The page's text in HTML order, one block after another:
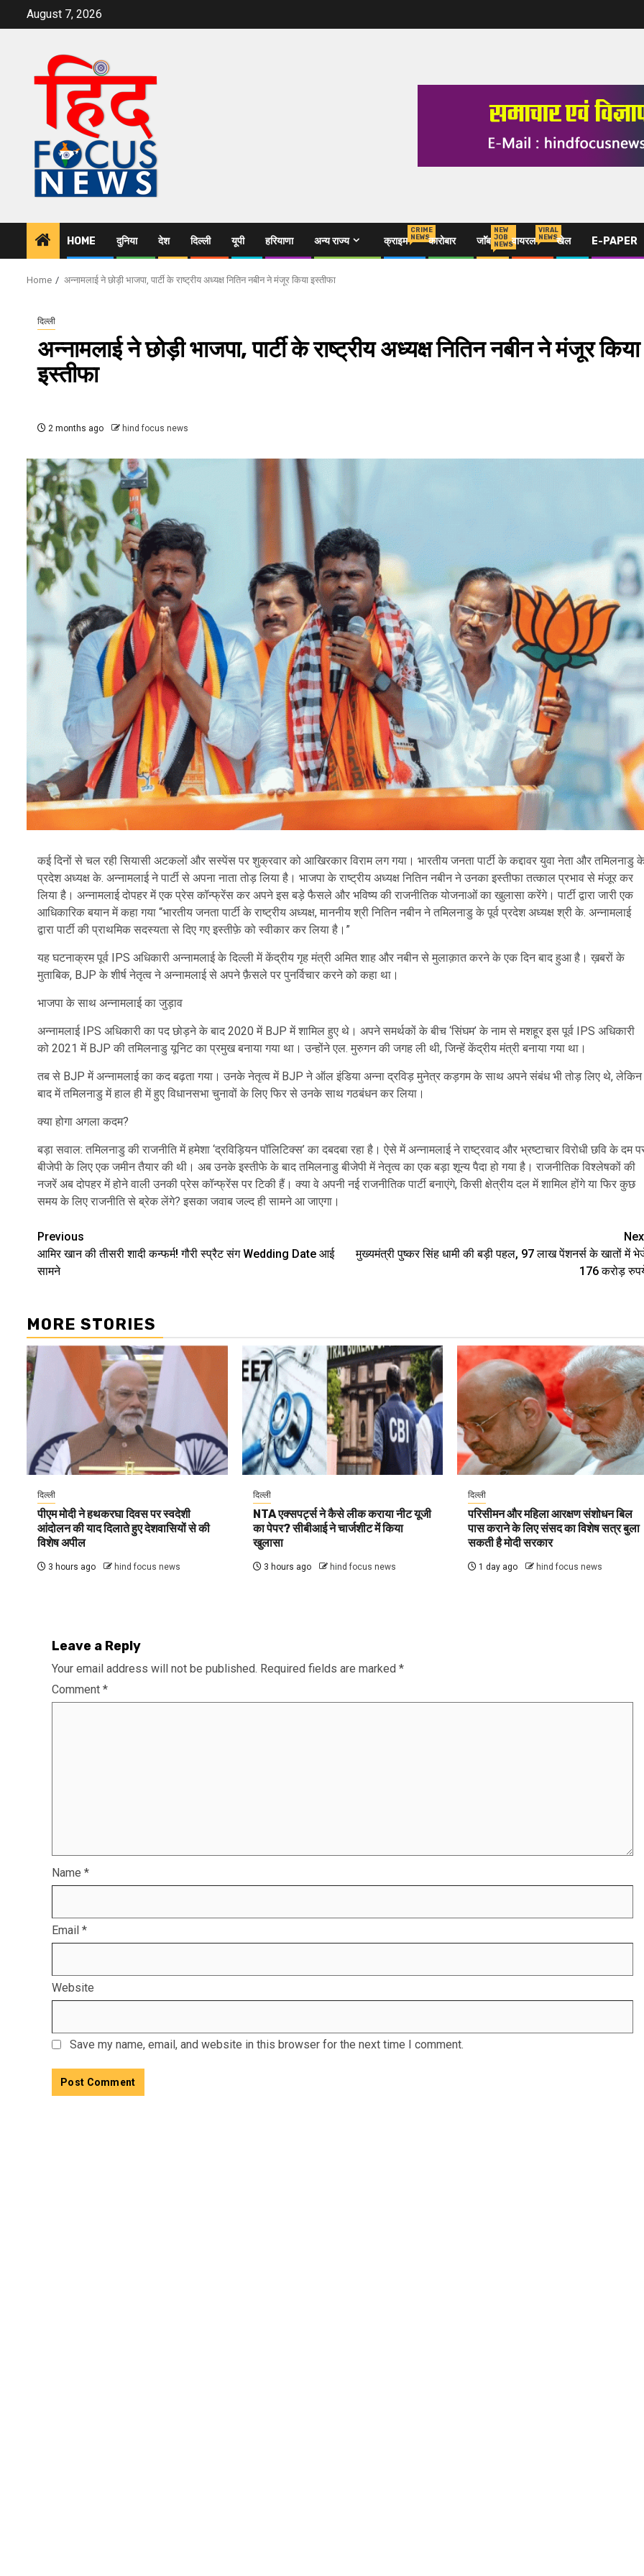
August 7, 2026
HOME दुनिया देश दिल्ली यूपी हरियाणा अन्य राज्य क्राइम
CRIME
NEWSकारोबार जाॅॅब
NEW
JOB
NEWSवायरल
VIRAL
NEWSखेल E-PAPER
Home अन्नामलाई ने छोड़ी भाजपा, पार्टी के राष्ट्रीय अध्यक्ष नितिन नबीन ने मंजूर किया इस्तीफा
दिल्ली
अन्नामलाई ने छोड़ी भाजपा, पार्टी के राष्ट्रीय अध्यक्ष नितिन नबीन ने मंजूर किया
इस्तीफा
2 months ago hind focus news
कई दिनों से चल रही सियासी अटकलों और सस्पेंस पर शुक्रवार को आखिरकार विराम लग गया। भारतीय जनता पार्टी के कद्दावर युवा नेता और तमिलनाडु
प्रदेश अध्यक्ष के. अन्नामलाई ने पार्टी से अपना नाता तोड़ लिया है। भाजपा के राष्ट्रीय अध्यक्ष नितिन नबीन ने उनका इस्तीफा तत्काल प्रभाव से मंजूर कर
लिया है। अन्नामलाई दोपहर में एक प्रेस कॉन्फ्रेंस कर अपने इस बड़े फैसले और भविष्य की राजनीतिक योजनाओं का खुलासा करेंगे। पार्टी द्वारा जारी एक
आधिकारिक बयान में कहा गया “भारतीय जनता पार्टी के राष्ट्रीय अध्यक्ष, माननीय श्री नितिन नबीन ने तमिलनाडु के पूर्व प्रदेश अध्यक्ष श्री के. अन्नामलाई
द्वारा पार्टी की प्राथमिक सदस्यता से दिए गए इस्तीफ़े को स्वीकार कर लिया है।”
यह घटनाक्रम पूर्व IPS अधिकारी अन्नामलाई के दिल्ली में केंद्रीय गृह मंत्री अमित शाह और नबीन से मुलाक़ात करने के एक दिन बाद हुआ है। ख़बरों के
मुताबिक, BJP के शीर्ष नेतृत्व ने अन्नामलाई से अपने फ़ैसले पर पुनर्विचार करने को कहा था।
भाजपा के साथ अन्नामलाई का जुड़ाव
अन्नामलाई IPS अधिकारी का पद छोड़ने के बाद 2020 में BJP में शामिल हुए थे। अपने समर्थकों के बीच ‘सिंघम’ के नाम से मशहूर इस पूर्व IPS अधिकारी
को 2021 में BJP की तमिलनाडु यूनिट का प्रमुख बनाया गया था। उन्होंने एल. मुरुगन की जगह ली थी, जिन्हें केंद्रीय मंत्री बनाया गया था।
तब से BJP में अन्नामलाई का कद बढ़ता गया। उनके नेतृत्व में BJP ने ऑल इंडिया अन्ना द्रविड़ मुनेत्र कड़गम के साथ अपने संबंध भी तोड़ लिए थे, लेकिन
बाद में तमिलनाडु में हाल ही में हुए विधानसभा चुनावों के लिए फिर से उनके साथ गठबंधन कर लिया।
क्या होगा अगला कदम?
बड़ा सवाल: तमिलनाडु की राजनीति में हमेशा ‘द्रविड़ियन पॉलिटिक्स’ का दबदबा रहा है। ऐसे में अन्नामलाई ने राष्ट्रवाद और भ्रष्टाचार विरोधी छवि के दम
बीजेपी के लिए एक जमीन तैयार की थी। अब उनके इस्तीफे के बाद तमिलनाडु बीजेपी में नेतृत्व का एक बड़ा शून्य पैदा हो गया है। राजनीतिक विश्लेषकों की
नजरें अब दोपहर में होने वाली उनकी प्रेस कॉन्फ्रेंस पर टिकी हैं। क्या वे अपनी नई राजनीतिक पार्टी बनाएंगे, किसी क्षेत्रीय दल में शामिल होंगे या फिर कुछ
समय के लिए राजनीति से ब्रेक लेंगे? इसका जवाब जल्द ही सामने आ जाएगा।
Post
navigation
Previous
आमिर खान की तीसरी शादी कन्फर्म! गौरी स्प्रैट संग Wedding Date आई
सामने
मुख्यमंत्री पुष्कर सिंह धामी की बड़ी पहल, 97 लाख पेंशनर्स के खातों में
176 करोड़
MORE STORIES
दिल्ली
पीएम मोदी ने हथकरघा दिवस पर स्वदेशी
आंदोलन की याद दिलाते हुए देशवासियों से की
विशेष अपील
3 hours ago hind focus news
दिल्ली
NTA एक्सपर्ट्स ने कैसे लीक कराया नीट यूजी
का पेपर? सीबीआई ने चार्जशीट में किया
खुलासा
3 hours ago hind focus news
दिल्ली
परिसीमन और महिला आरक्षण संशोधन बिल
पास कराने के लिए संसद का विशेष सत्र बुला
सकती है मोदी सरकार
1 day ago hind focus news
Leave a Reply
Your email address will not be published. Required fields are marked *
Comment *
Name *
Email *
Website
Save my name, email, and website in this browser for the next time I comment.